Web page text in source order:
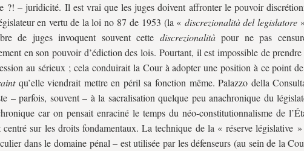
?! – juridicité. Il est vrai que les juges doivent affronter le pouvoir
en vertu de la loi no 87 de 1953 (la « discrezionalità del legislatore
de juges invoquent souvent cette discrezionalitàpour ne pas
en son pouvoir d’édiction des lois. Pourtant, il est impossible de prendre
au sérieux ; cela conduirait la Cour à adopter une position à ce point de
qu’elle viendrait mettre en péril sa fonction même. Palazzo della
– parfois, souvent – à la sacralisation quelque peu anachronique du
car on pensait enraciné le temps du néo-constitutionnalisme de
centré sur les droits fondamentaux. La technique de la « réserve législative
dans le domaine pénal – est utilisée par les défenseurs (au sein de la